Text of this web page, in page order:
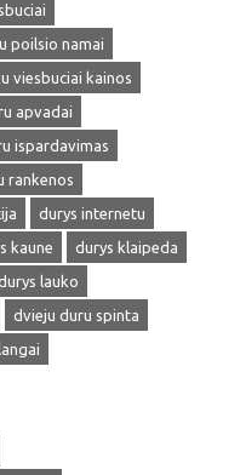
poilsio namai
viesbuciai kainos
apvadai
ispardavimas
rankenos
durys internetu
kaune
durys klaipeda
lauko
dvieju duru spinta